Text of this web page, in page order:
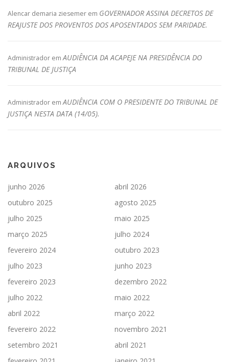
Alencar demaria ziesemer em GOVERNADOR ASSINA DECRETOS DE
REAJUSTE DOS PROVENTOS DOS APOSENTADOS SEM PARIDADE.
Administrador emAUDIÊNCIA DA ACAPEJE NA PRESIDÊNCIA DO
TRIBUNAL DE JUSTIÇA
Administrador emAUDIÊNCIA COM O PRESIDENTE DO TRIBUNAL DE
JUSTIÇA NESTA DATA (14/05).
ARQUIVOS
junho 2026
abril 2026
outubro 2025
agosto 2025
julho 2025
maio 2025
março 2025
julho 2024
fevereiro 2024
outubro 2023
julho 2023
junho 2023
fevereiro 2023
dezembro 2022
julho 2022
maio 2022
abril 2022
março 2022
fevereiro 2022
novembro 2021
setembro 2021
abril 2021